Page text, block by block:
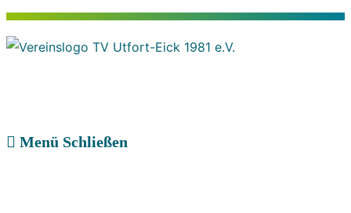
Zum
Inhalt
Menü Schließen